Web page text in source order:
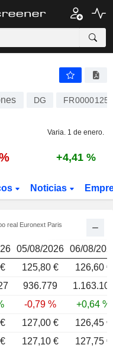
125,35
DG
Varia. 1 de enero.
+4,41 %
Noticias
real Euronext Paris
05/08/2026 06/08/
125,80 €
126,60 €
936.779
-0,79 %
+0,64 %
127,00 €
126,45 €
127,10 €
127,75 €